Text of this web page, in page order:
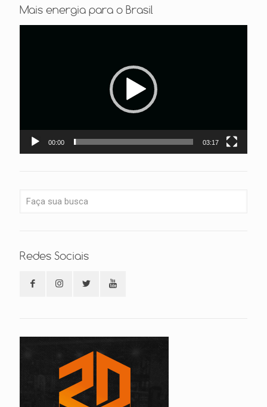
Mais energia para o Brasil
00:00 03:17
Redes Sociais